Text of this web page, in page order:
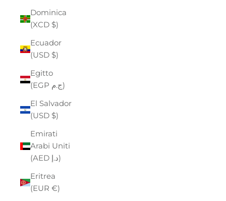
Dominica
(XCD $)
Ecuador
(USD $)
Egitto
(EGP ج.م)
El Salvador
(USD $)
Emirati
Arabi Uniti
(AED د.إ)
Eritrea
(EUR €)